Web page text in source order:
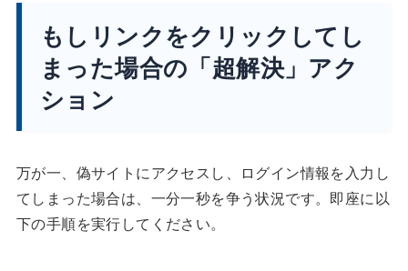
もしリンクをクリックしてし
まった場合の「超解決」アク
ション
万が一、偽サイトにアクセスし、ログイン情報を入力し
てしまった場合は、一分一秒を争う状況です。即座に以
下の手順を実行してください。